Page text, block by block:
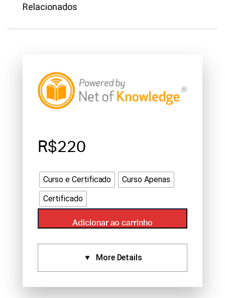
Relacionados
R$220
Curso e Certificado
Curso Apenas
Certificado
Adicionar ao carrinho
More Details
Certificados: